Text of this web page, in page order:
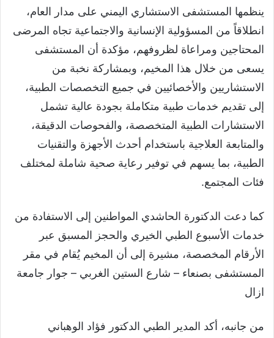
ينظمها المستشفى الاستشاري اليمني على مدار العام،
انطلاقاً من المسؤولية الإنسانية والاجتماعية تجاه المرضى
المحتاجين ومراعاة لظروفهم، مؤكدة أن المستشفى
يسعى من خلال هذا المخيم، وبمشاركة نخبة من
الاستشاريين والأخصائيين في جميع التخصصات الطبية،
إلى تقديم خدمات طبية متكاملة بجودة عالية تشمل
الاستشارات الطبية المتخصصة، والفحوصات الدقيقة،
والمتابعة العلاجية باستخدام أحدث الأجهزة والتقنيات
الطبية، بما يسهم في توفير رعاية صحية شاملة لمختلف
فئات المجتمع.
كما دعت الدكتورة الحاشدي المواطنين إلى الاستفادة من
خدمات الأسبوع الطبي الخيري والحجز المسبق عبر
الأرقام المخصصة، مشيرة إلى أن المخيم يُقام في مقر
المستشفى بصنعاء – شارع الستين الغربي – جوار جامعة
ازال
من جانبه، أكد المدير الطبي الدكتور فؤاد الوهباني